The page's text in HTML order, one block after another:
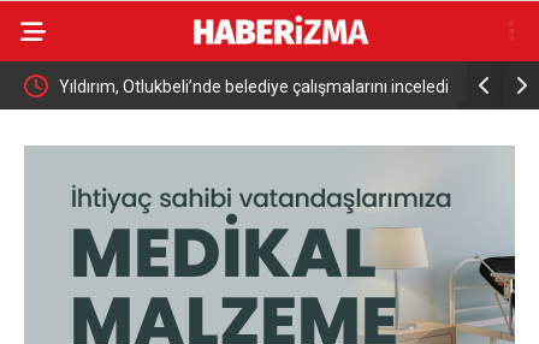
Yıldırım, Otlukbeli’nde belediye çalışmalarını inceledi